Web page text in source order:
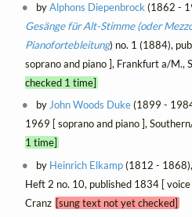
byAlphons Diepenbrock(1862 -
Gesänge für Alt-Stimme (oder
Pianofortebleitung) no. 1 (1884),
soprano and piano ], Frankfurt a/M.,
checked 1 time]
byJohn Woods Duke(1899 -
1969 [ soprano and piano ],
1 time]
by Heinrich Elkamp(1812 -
Heft 2 no. 10, published 1834 [
Cranz [sung text not yet checked]